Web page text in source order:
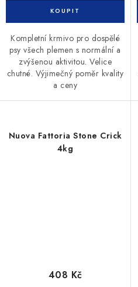
Kompletní krmivo pro dospělé
psy všech plemen s normální a
zvýšenou aktivitou. Velice
chutné. Výjimečný poměr kvality
a ceny
Nuova Fattoria Stone Crick
4kg
408 Kč